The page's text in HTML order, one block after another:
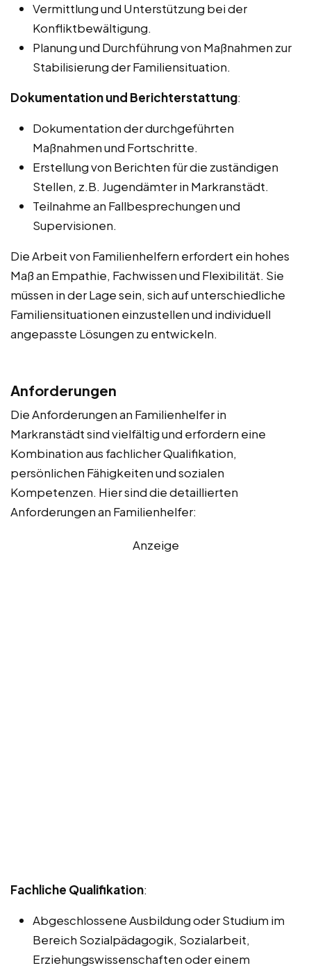
Vermittlung und Unterstützung bei der
Konfliktbewältigung.
Planung und Durchführung von Maßnahmen zur
Stabilisierung der Familiensituation.
Dokumentation und Berichterstattung:
Dokumentation der durchgeführten
Maßnahmen und Fortschritte.
Erstellung von Berichten für die zuständigen
Stellen, z.B. Jugendämter in Markranstädt.
Teilnahme an Fallbesprechungen und
Supervisionen.
Die Arbeit von Familienhelfern erfordert ein hohes
Maß an Empathie, Fachwissen und Flexibilität. Sie
müssen in der Lage sein, sich auf unterschiedliche
Familiensituationen einzustellen und individuell
angepasste Lösungen zu entwickeln.
Anforderungen
Die Anforderungen an Familienhelfer in
Markranstädt sind vielfältig und erfordern eine
Kombination aus fachlicher Qualifikation,
persönlichen Fähigkeiten und sozialen
Kompetenzen. Hier sind die detaillierten
Anforderungen an Familienhelfer:
Anzeige
Fachliche Qualifikation:
Abgeschlossene Ausbildung oder Studium im
Bereich Sozialpädagogik, Sozialarbeit,
Erziehungswissenschaften oder einem